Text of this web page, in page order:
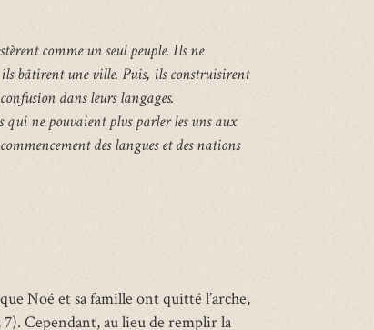
comme un seul peuple. Ils ne
bâtirent une ville. Puis, ils construisirent
dans leurs langages.
ne pouvaient plus parler les uns aux
des langues et des nations
Noé et sa famille ont quitté l’arche,
7). Cependant, au lieu de remplir la